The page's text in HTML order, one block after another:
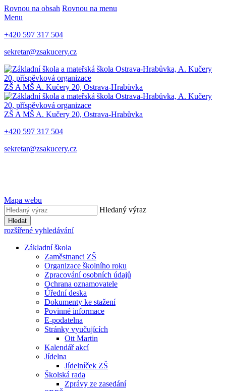
Rovnou na obsah Rovnou na menu
Menu
+420 597 317 504
sekretar@zsakucery.cz
ZŠ A MŠ A. Kučery 20, Ostrava-Hrabůvka
ZŠ A MŠ A. Kučery 20, Ostrava-Hrabůvka
+420 597 317 504
sekretar@zsakucery.cz
Mapa webu
Hledaný výraz
Hledat
rozšířené vyhledávání
Základní škola
Zaměstnanci ZŠ
Organizace školního roku
Zpracování osobních údajů
Ochrana oznamovatele
Úřední deska
Dokumenty ke stažení
Povinné informace
E-podatelna
Stránky vyučujících
Ott Martin
Kalendář akcí
Jídelna
Jídelníček ZŠ
Školská rada
Zprávy ze zasedání